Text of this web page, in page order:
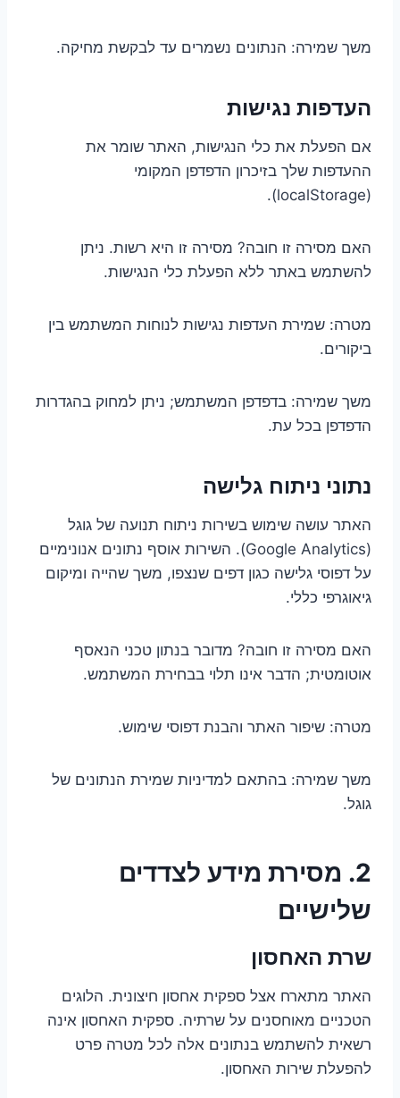
משך שמירה: הנתונים נשמרים עד לבקשת מחיקה.
העדפות נגישות
אם הפעלת את כלי הנגישות, האתר שומר את
ההעדפות שלך בזיכרון הדפדפן המקומי
(localStorage).
האם מסירה זו חובה? מסירה זו היא רשות. ניתן
להשתמש באתר ללא הפעלת כלי הנגישות.
מטרה: שמירת העדפות נגישות לנוחות המשתמש בין
ביקורים.
משך שמירה: בדפדפן המשתמש; ניתן למחוק בהגדרות
הדפדפן בכל עת.
נתוני ניתוח גלישה
האתר עושה שימוש בשירות ניתוח תנועה של גוגל
(Google Analytics). השירות אוסף נתונים אנונימיים
על דפוסי גלישה כגון דפים שנצפו, משך שהייה ומיקום
גיאוגרפי כללי.
האם מסירה זו חובה? מדובר בנתון טכני הנאסף
אוטומטית; הדבר אינו תלוי בבחירת המשתמש.
מטרה: שיפור האתר והבנת דפוסי שימוש.
משך שמירה: בהתאם למדיניות שמירת הנתונים של
גוגל.
2. מסירת מידע לצדדים
שלישיים
שרת האחסון
האתר מתארח אצל ספקית אחסון חיצונית. הלוגים
הטכניים מאוחסנים על שרתיה. ספקית האחסון אינה
רשאית להשתמש בנתונים אלה לכל מטרה פרט
להפעלת שירות האחסון.